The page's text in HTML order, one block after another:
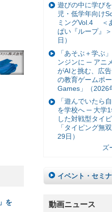
を
遊びの中に学び
児・低学年向け
ミングVol.4 ＜
ぱい『ループ』
日）
「あそぶ＋学ぶ
ンジンに ─ アニ
がAIと挑む、広
の教育ゲームポ
Games」（2026
「遊んでいたら
を学校へ ─ 大学
した対戦型タイ
「タイピング無
29日）
ズ
イベント・セミ
動画ニュース